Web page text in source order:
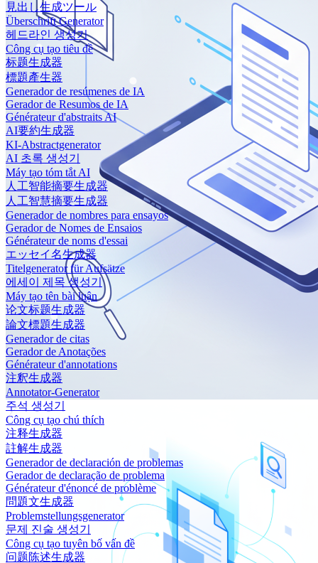
見出し生成ツール
Überschrift Generator
헤드라인 생성기
Công cụ tạo tiêu đề
标题生成器
標題產生器
Generador de resúmenes de IA
Gerador de Resumos de IA
Générateur d'abstraits AI
AI要約生成器
KI-Abstractgenerator
AI 초록 생성기
Máy tạo tóm tắt AI
人工智能摘要生成器
人工智慧摘要生成器
Generador de nombres para ensayos
Gerador de Nomes de Ensaios
Générateur de noms d'essai
エッセイ名生成器
Titelgenerator für Aufsätze
에세이 제목 생성기
Máy tạo tên bài luận
论文标题生成器
論文標題生成器
Generador de citas
Gerador de Anotações
Générateur d'annotations
注釈生成器
Annotator-Generator
주석 생성기
Công cụ tạo chú thích
注释生成器
註解生成器
Generador de declaración de problemas
Gerador de declaração de problema
Générateur d'énoncé de problème
問題文生成器
Problemstellungsgenerator
문제 진술 생성기
Công cụ tạo tuyên bố vấn đề
问题陈述生成器